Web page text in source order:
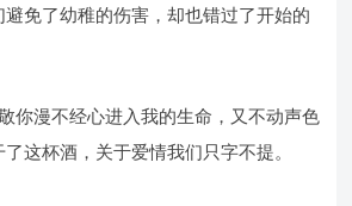
免了幼稚的伤害，却也错过了开始的
你漫不经心进入我的生命，又不动声色
这杯酒，关于爱情我们只字不提。